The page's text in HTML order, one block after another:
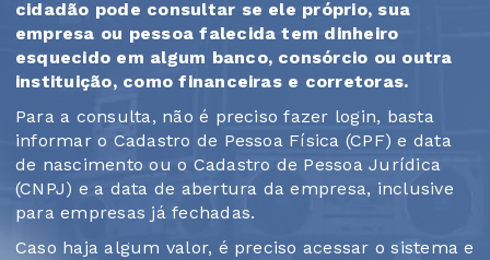
cidadão pode consultar se ele próprio, sua
empresa ou pessoa falecida tem dinheiro
esquecido em algum banco, consórcio ou outra
instituição, como financeiras e corretoras.
Para a consulta, não é preciso fazer login, basta
informar o Cadastro de Pessoa Física (CPF) e data
de nascimento ou o Cadastro de Pessoa Jurídica
(CNPJ) e a data de abertura da empresa, inclusive
para empresas já fechadas.
Caso haja algum valor, é preciso acessar o sistema e